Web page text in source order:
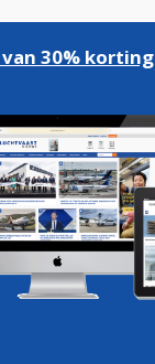
Podcasts
30% korting